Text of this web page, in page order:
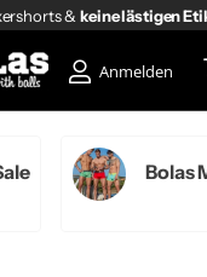
&keine lästigen
keine lästigen
Anmelden
Bolas